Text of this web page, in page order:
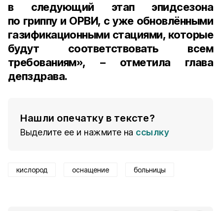
в следующий этап эпидсезона
по гриппу и ОРВИ, с уже обновлёнными
газификационными стациями, которые
будут соответствовать всем
требованиям», – отметила глава
депздрава.
Нашли опечатку в тексте?
Выделите ее и нажмите на ссылку
кислород оснащение больницы